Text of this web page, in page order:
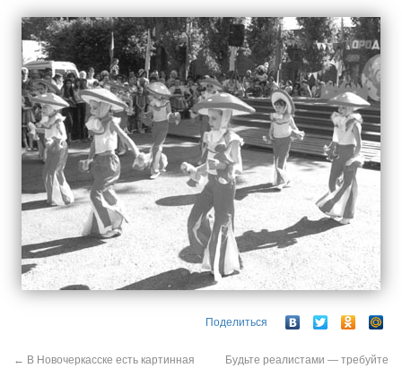
Поделиться
← В Новочеркасске есть картинная
Будьте реалистами — требуйте